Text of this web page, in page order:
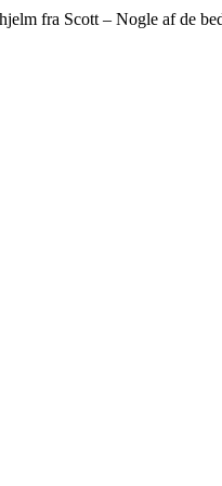
fra Scott – Nogle af de